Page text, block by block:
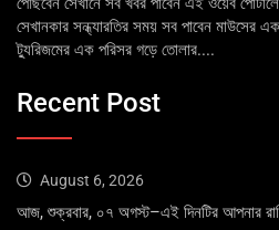
সেখানকার সন্ধ্যারতির সময় সব পাবেন মাউসের
ট্যুরিজমের এক পরিসর গড়ে তোলার....
Recent Post
August 6, 2026
আজ, শুক্রবার, ০৭ অগস্ট–এই দিনটির আপনার